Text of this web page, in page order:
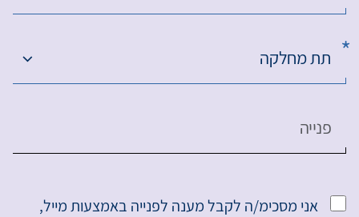
תת מחלקה
פנייה
אני מסכימ/ה לקבל מענה לפנייה באמצעות מייל,